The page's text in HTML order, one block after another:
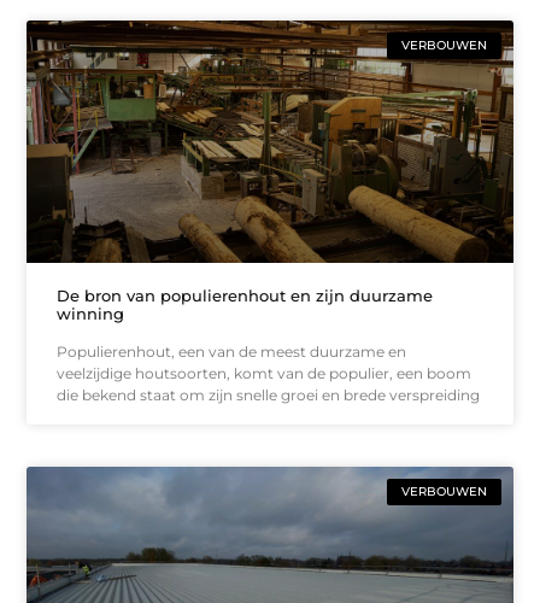
VERBOUWEN
De bron van populierenhout en zijn duurzame
winning
Populierenhout, een van de meest duurzame en
veelzijdige houtsoorten, komt van de populier, een boom
die bekend staat om zijn snelle groei en brede verspreiding
VERBOUWEN